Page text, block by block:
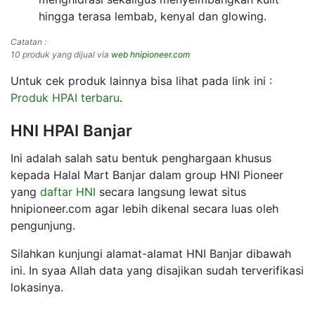
hingga terasa lembab, kenyal dan glowing.
Catatan :
10 produk yang dijual via web hnipioneer.com
Untuk cek produk lainnya bisa lihat pada link ini :
Produk HPAI terbaru.
HNI HPAI Banjar
Ini adalah salah satu bentuk penghargaan khusus
kepada Halal Mart Banjar dalam group HNI Pioneer
yang daftar HNI secara langsung lewat situs
hnipioneer.com agar lebih dikenal secara luas oleh
pengunjung.
Silahkan kunjungi alamat-alamat HNI Banjar dibawah
ini. In syaa Allah data yang disajikan sudah terverifikasi
lokasinya.